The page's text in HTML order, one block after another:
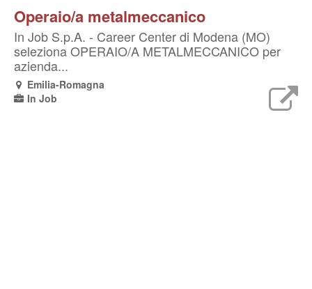
Operaio/a metalmeccanico
In Job S.p.A. - Career Center di Modena (MO)
seleziona OPERAIO/A METALMECCANICO per
azienda...
Emilia-Romagna
In Job